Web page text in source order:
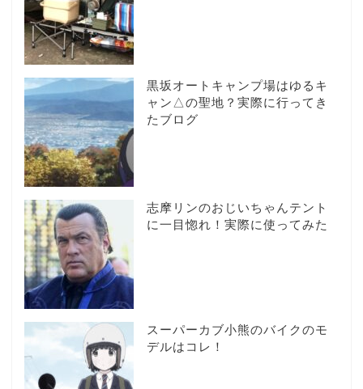
黒坂オートキャンプ場はゆるキ
ャン△の聖地？実際に行ってき
たブログ
志摩リンのおじいちゃんテント
に一目惚れ！実際に使ってみた
スーパーカブ小熊のバイクのモ
デルはコレ！